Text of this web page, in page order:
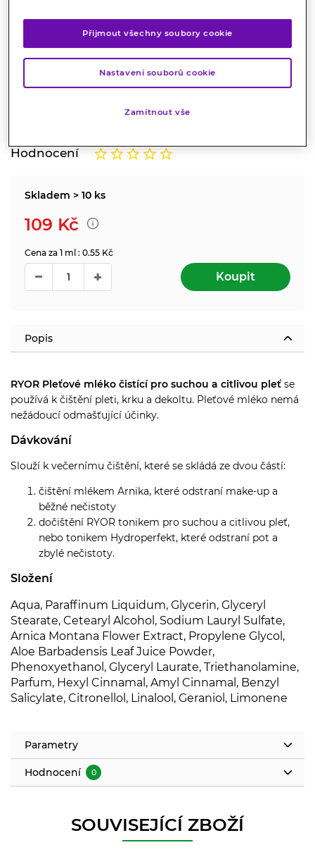
RYOR Pleťové mléko čistící pro
suchou a citlivou pleť 200 ml
Používá se k čištění pleti, krku a dekoltu.
Hodnocení
Skladem > 10 ks
109 Kč
Cena za 1 ml : 0.55 Kč
Koupit
Popis
RYOR Pleťové mléko čistící pro suchou a citlivou pleť se
používá k čištění pleti, krku a dekoltu. Pleťové mléko nemá
nežádoucí odmašťující účinky.
Dávkování
Slouží k večernímu čištění, které se skládá ze dvou částí:
čištění mlékem Arnika, které odstraní make-up a
běžné nečistoty
dočištění RYOR tonikem pro suchou a citlivou pleť,
nebo tonikem Hydroperfekt, které odstraní pot a
zbylé nečistoty.
Složení
Aqua, Paraffinum Liquidum, Glycerin, Glyceryl
Stearate, Cetearyl Alcohol, Sodium Lauryl Sulfate,
Arnica Montana Flower Extract, Propylene Glycol,
Aloe Barbadensis Leaf Juice Powder,
Phenoxyethanol, Glyceryl Laurate, Triethanolamine,
Parfum, Hexyl Cinnamal, Amyl Cinnamal, Benzyl
Salicylate, Citronellol, Linalool, Geraniol, Limonene
Parametry
Hodnocení 0
SOUVISEJÍCÍ ZBOŽÍ
Přijmout všechny soubory cookie
Nastavení souborů cookie
Zamítnout vše